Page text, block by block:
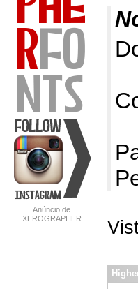
Anúncio de
XEROGRAPHER